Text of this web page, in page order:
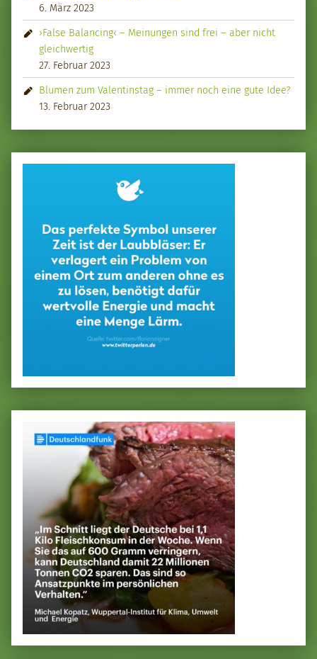
6. März 2023
›False Balancing‹ – Meinungen sind frei – aber nicht
gleichwertig
27. Februar 2023
Blumen zum Valentinstag – immer noch eine gute Idee?
13. Februar 2023